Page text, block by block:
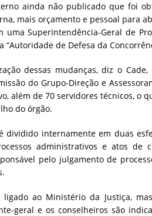
ainda não publicado que foi
mais orçamento e pessoal para
uma Superintendência-Geral de
“Autoridade de Defesa da
dessas mudanças, diz o
do Grupo-Direção e
além de 70 servidores técnicos, o
do órgão.
dividido internamente em duas
administrativos e atos de
pelo julgamento de
ligado ao Ministério da Justiça,
geral e os conselheiros são